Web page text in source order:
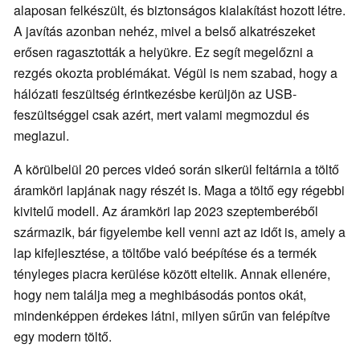
alaposan felkészült, és biztonságos kialakítást hozott létre.
A javítás azonban nehéz, mivel a belső alkatrészeket
erősen ragasztották a helyükre. Ez segít megelőzni a
rezgés okozta problémákat. Végül is nem szabad, hogy a
hálózati feszültség érintkezésbe kerüljön az USB-
feszültséggel csak azért, mert valami megmozdul és
meglazul.
A körülbelül 20 perces videó során sikerül feltárnia a töltő
áramköri lapjának nagy részét is. Maga a töltő egy régebbi
kivitelű modell. Az áramköri lap 2023 szeptemberéből
származik, bár figyelembe kell venni azt az időt is, amely a
lap kifejlesztése, a töltőbe való beépítése és a termék
tényleges piacra kerülése között eltelik. Annak ellenére,
hogy nem találja meg a meghibásodás pontos okát,
mindenképpen érdekes látni, milyen sűrűn van felépítve
egy modern töltő.